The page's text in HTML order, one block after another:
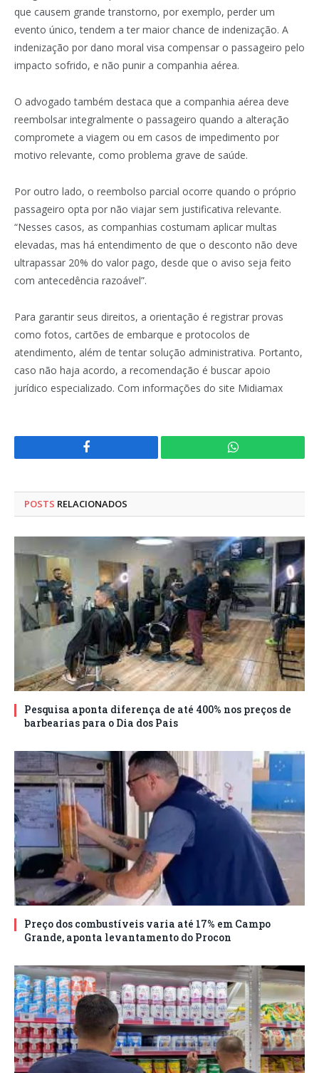
que causem grande transtorno, por exemplo, perder um
evento único, tendem a ter maior chance de indenização. A
indenização por dano moral visa compensar o passageiro pelo
impacto sofrido, e não punir a companhia aérea.
O advogado também destaca que a companhia aérea deve
reembolsar integralmente o passageiro quando a alteração
compromete a viagem ou em casos de impedimento por
motivo relevante, como problema grave de saúde.
Por outro lado, o reembolso parcial ocorre quando o próprio
passageiro opta por não viajar sem justificativa relevante.
“Nesses casos, as companhias costumam aplicar multas
elevadas, mas há entendimento de que o desconto não deve
ultrapassar 20% do valor pago, desde que o aviso seja feito
com antecedência razoável”.
Para garantir seus direitos, a orientação é registrar provas
como fotos, cartões de embarque e protocolos de
atendimento, além de tentar solução administrativa. Portanto,
caso não haja acordo, a recomendação é buscar apoio
jurídico especializado. Com informações do site Midiamax
Facebook WhatsApp
POSTS RELACIONADOS
Pesquisa aponta diferença de até 400% nos preços de
barbearias para o Dia dos Pais
Preço dos combustíveis varia até 17% em Campo
Grande, aponta levantamento do Procon